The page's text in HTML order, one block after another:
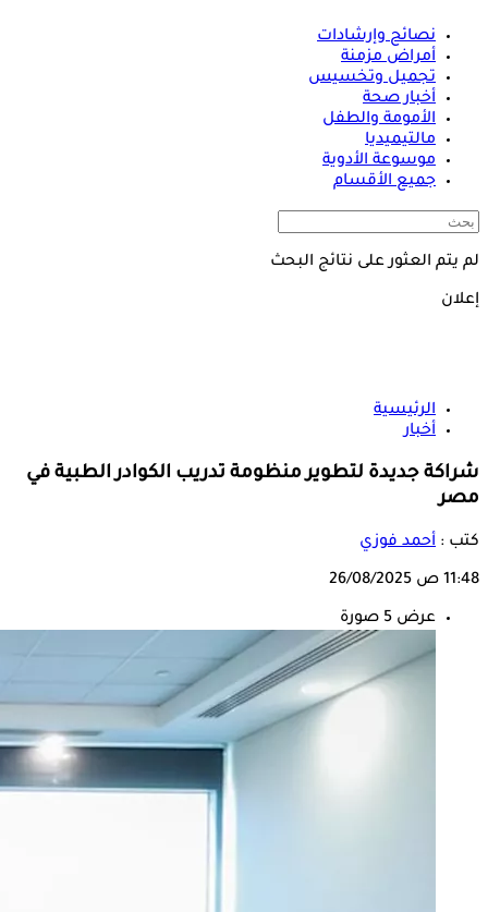
نصائح وإرشادات
أمراض مزمنة
تجميل وتخسيس
أخبار صحة
الأمومة والطفل
مالتيميديا
موسوعة الأدوية
جميع الأقسام
لم يتم العثور على نتائج البحث
إعلان
الرئيسية
أخبار
شراكة جديدة لتطوير منظومة تدريب الكوادر الطبية في
مصر
كتب : أحمد فوزي
11:48 ص 26/08/2025
عرض 5 صورة